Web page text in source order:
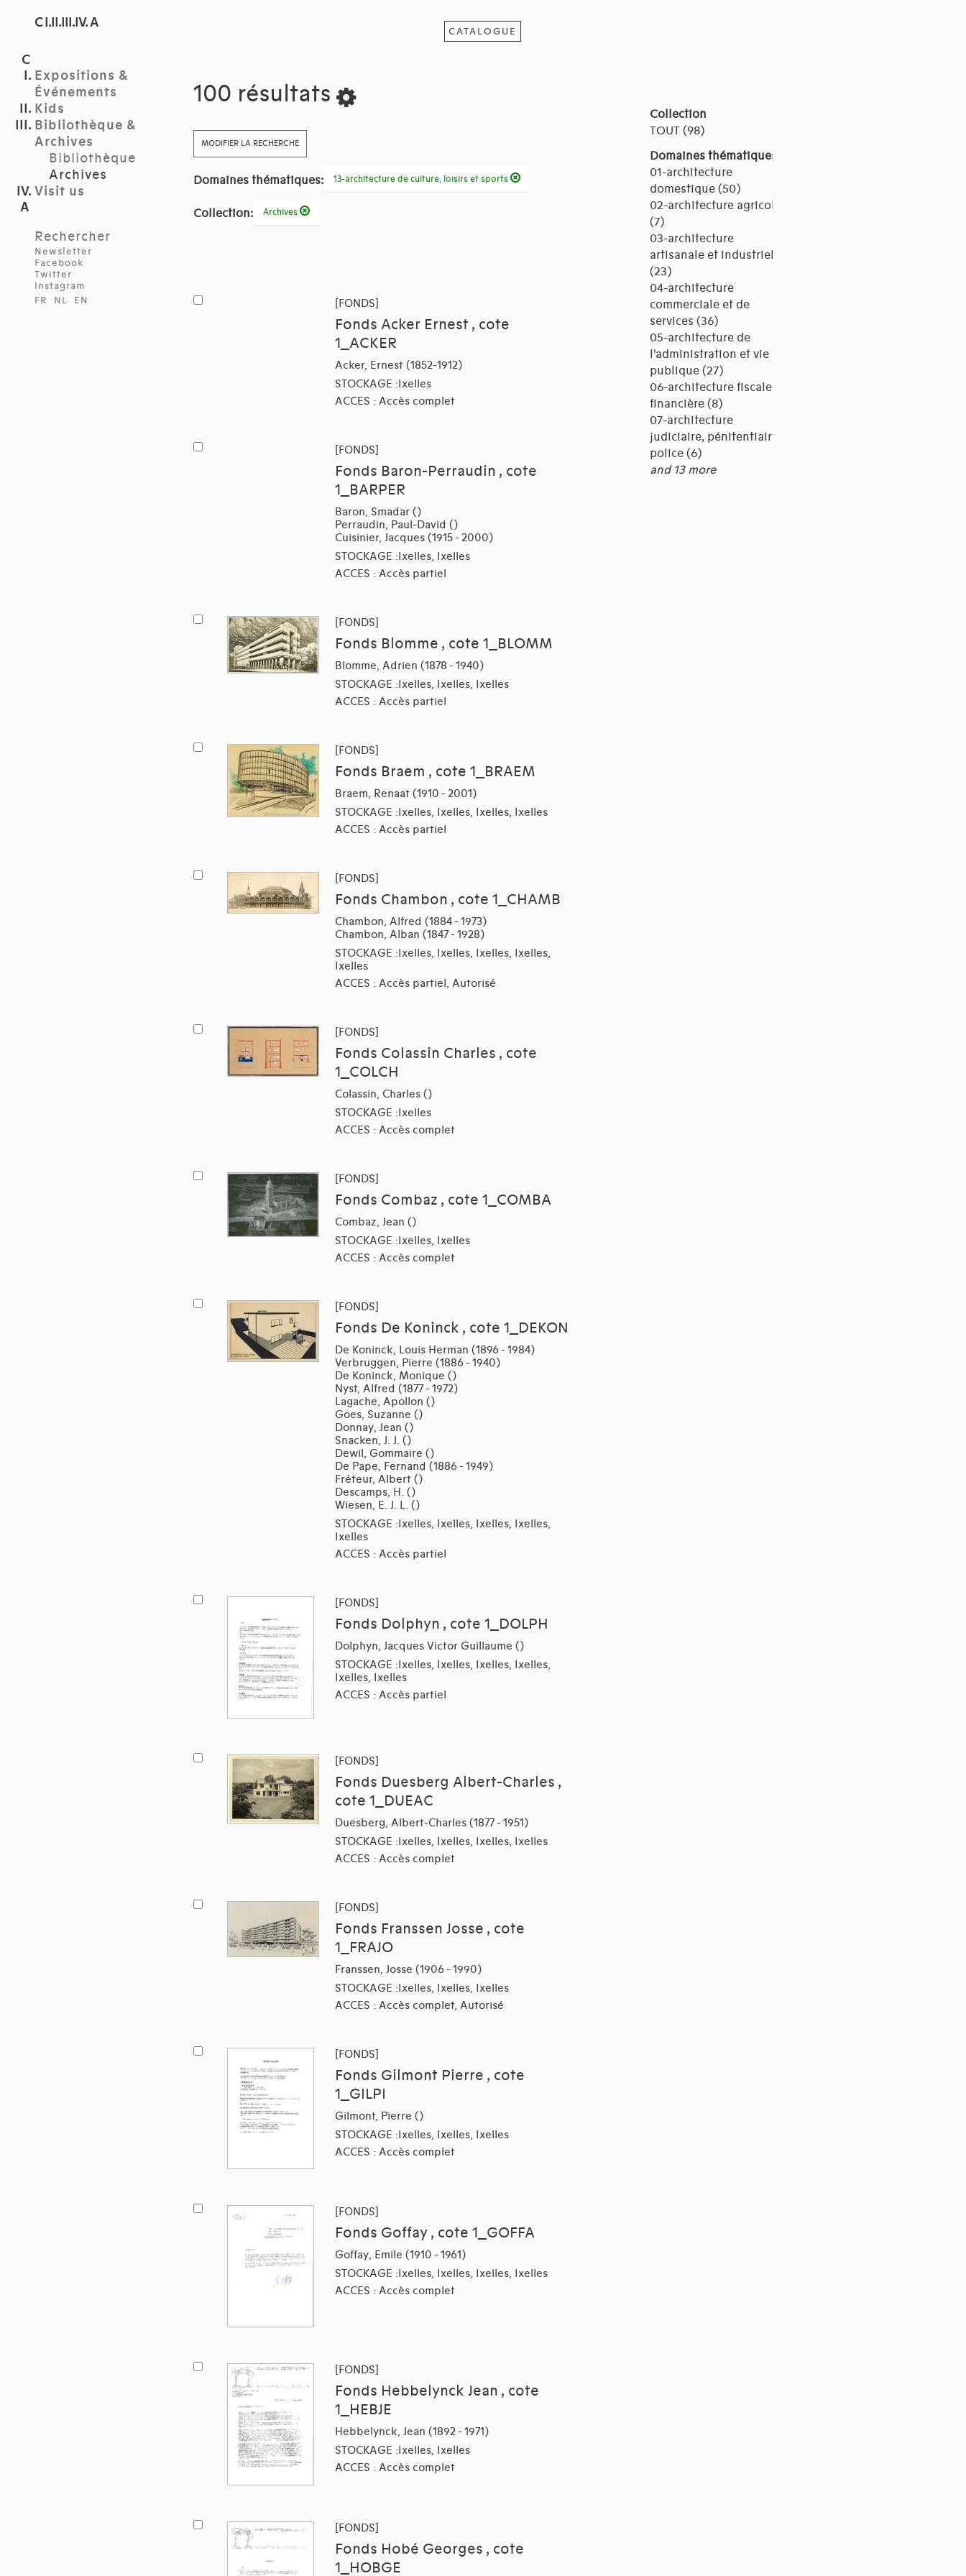
C I.II.III.IV. A
Expositions &
Événements
Kids
Bibliothèque &
Archives
Bibliothèque
Archives
Visit us
Rechercher
Newsletter
Facebook
Twitter
Instagram
FR
NL EN
CATALOGUE
100 résultats
MODIFIER LA RECHERCHE
Domaines thématiques: 13-architecture de culture, loisirs et sports
Collection: Archives
[FONDS]
Fonds Acker Ernest , cote
1_ACKER
Acker, Ernest (1852-1912)
STOCKAGE :Ixelles
ACCES : Accès complet
[FONDS]
Fonds Baron-Perraudin , cote
1_BARPER
Baron, Smadar ()
Perraudin, Paul-David ()
Cuisinier, Jacques (1915 - 2000)
STOCKAGE :Ixelles, Ixelles
ACCES : Accès partiel
[FONDS]
Fonds Blomme , cote 1_BLOMM
Blomme, Adrien (1878 - 1940)
STOCKAGE :Ixelles, Ixelles, Ixelles
ACCES : Accès partiel
[FONDS]
Fonds Braem , cote 1_BRAEM
Braem, Renaat (1910 - 2001)
STOCKAGE :Ixelles, Ixelles, Ixelles, Ixelles
ACCES : Accès partiel
[FONDS]
Fonds Chambon , cote 1_CHAMB
Chambon, Alfred (1884 - 1973)
Chambon, Alban (1847 - 1928)
STOCKAGE :Ixelles, Ixelles, Ixelles, Ixelles,
Ixelles
ACCES : Accès partiel, Autorisé
[FONDS]
Fonds Colassin Charles , cote
1_COLCH
Colassin, Charles ()
STOCKAGE :Ixelles
ACCES : Accès complet
[FONDS]
Fonds Combaz , cote 1_COMBA
Combaz, Jean ()
STOCKAGE :Ixelles, Ixelles
ACCES : Accès complet
[FONDS]
Fonds De Koninck , cote 1_DEKON
De Koninck, Louis Herman (1896 - 1984)
Verbruggen, Pierre (1886 - 1940)
De Koninck, Monique ()
Nyst, Alfred (1877 - 1972)
Lagache, Apollon ()
Goes, Suzanne ()
Donnay, Jean ()
Snacken, J. J. ()
Dewil, Gommaire ()
De Pape, Fernand (1886 - 1949)
Fréteur, Albert ()
Descamps, H. ()
Wiesen, E. J. L. ()
STOCKAGE :Ixelles, Ixelles, Ixelles, Ixelles,
Ixelles
ACCES : Accès partiel
[FONDS]
Fonds Dolphyn , cote 1_DOLPH
Dolphyn, Jacques Victor Guillaume ()
STOCKAGE :Ixelles, Ixelles, Ixelles, Ixelles,
Ixelles, Ixelles
ACCES : Accès partiel
[FONDS]
Fonds Duesberg Albert-Charles ,
cote 1_DUEAC
Duesberg, Albert-Charles (1877 - 1951)
STOCKAGE :Ixelles, Ixelles, Ixelles, Ixelles
ACCES : Accès complet
[FONDS]
Fonds Franssen Josse , cote
1_FRAJO
Franssen, Josse (1906 - 1990)
STOCKAGE :Ixelles, Ixelles, Ixelles
ACCES : Accès complet, Autorisé
[FONDS]
Fonds Gilmont Pierre , cote
1_GILPI
Gilmont, Pierre ()
STOCKAGE :Ixelles, Ixelles, Ixelles
ACCES : Accès complet
[FONDS]
Fonds Goffay , cote 1_GOFFA
Goffay, Emile (1910 - 1961)
STOCKAGE :Ixelles, Ixelles, Ixelles, Ixelles
ACCES : Accès complet
[FONDS]
Fonds Hebbelynck Jean , cote
1_HEBJE
Hebbelynck, Jean (1892 - 1971)
STOCKAGE :Ixelles, Ixelles
ACCES : Accès complet
[FONDS]
Fonds Hobé Georges , cote
1_HOBGE
Collection
TOUT (98)
Domaines thématiques
01-architecture
domestique (50)
02-architecture agricole
(7)
03-architecture
artisanale et industrielle
(23)
04-architecture
commerciale et de
services (36)
05-architecture de
l'administration et vie
publique (27)
06-architecture fiscale et
financière (8)
07-architecture
judiciaire, pénitentiaire,
police (6)
and 13 more